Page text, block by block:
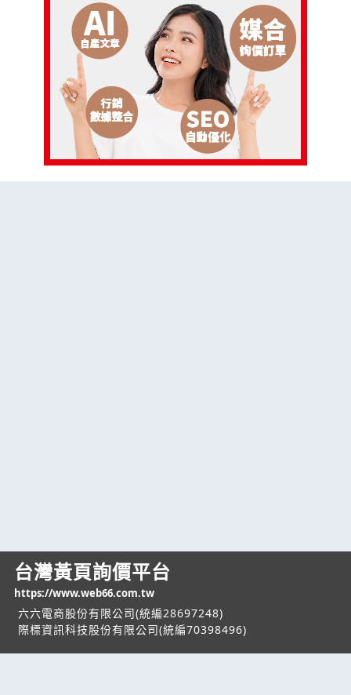
台灣黃頁詢價平台
https://www.web66.com.tw
六六電商股份有限公司(統編28697248)
際標資訊科技股份有限公司(統編70398496)